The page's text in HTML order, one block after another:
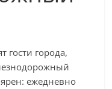
гости города,
ежедневно